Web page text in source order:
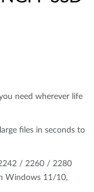
need wherever life
files in seconds to
/ 2260 / 2280
Windows 11/10,